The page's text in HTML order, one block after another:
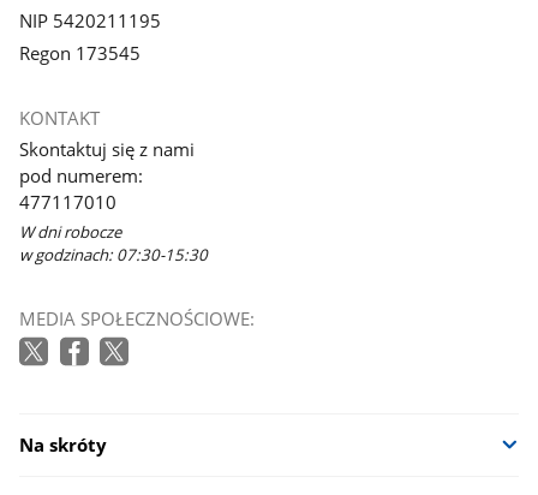
NIP 5420211195
Regon 173545
KONTAKT
Skontaktuj się z nami
pod numerem:
477117010
W dni robocze
w godzinach: 07:30-15:30
MEDIA SPOŁECZNOŚCIOWE:
Na skróty